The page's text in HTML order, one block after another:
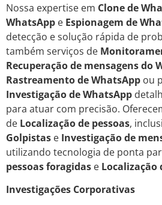
Nossa expertise em Clone de
WhatsApp e Espionagem de
detecção e solução rápida de
também serviços de
Recuperação de mensagens do
Rastreamento de WhatsApp ou
Investigação de WhatsApp
para atuar com precisão.
de Localização de pessoas,
Golpistas e Investigação de
utilizando tecnologia de ponta
pessoas foragidas e Localização
Investigações Corporativas